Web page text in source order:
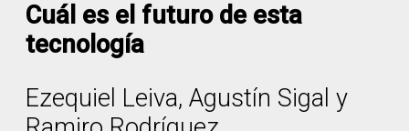
Cuál es el futuro de esta
tecnología
Ezequiel Leiva, Agustín Sigal y